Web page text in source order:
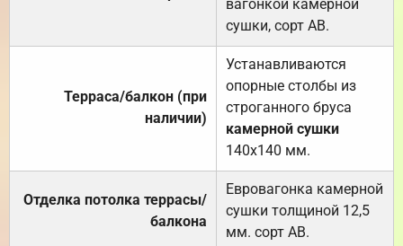
вагонкой камерной
сушки, сорт АВ.
Терраса/балкон (при
наличии)
Устанавливаются
опорные столбы из
строганного бруса
камерной сушки
140х140 мм.
Отделка потолка террасы/
балкона
Евровагонка камерной
сушки толщиной 12,5
мм. сорт АВ.